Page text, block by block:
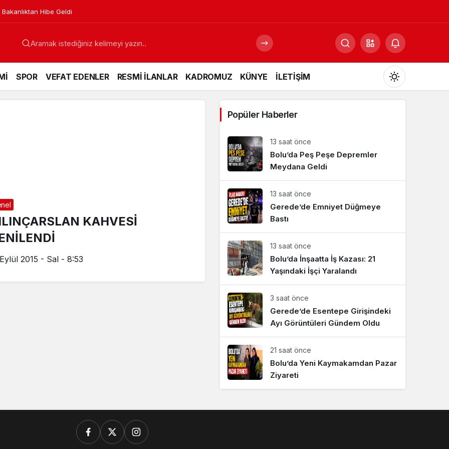
Hibe Geldi
SPOR VEFAT EDENLER RESMİ İLANLAR KADROMUZ KÜNYE İLETİŞİM
Mod
değiştir
Gündüz Modu
Gündüz modunu seçin.
Gece Modu
Gece modunu seçin.
Sistem modunu seçin.
KAHVESİ
2015 - Sal - 8:53
Popüler Haberler
13 saat önce
Bolu’da Peş Peşe Depremler
Meydana Geldi
13 saat önce
Gerede’de Emniyet Düğmeye
Bastı
13 saat önce
Bolu’da İnşaatta İş Kazası: 21
Yaşındaki İşçi Yaralandı
3 saat önce
Gerede’de Esentepe Girişindeki
Ayı Görüntüleri Gündem Oldu
21 saat önce
Bolu’da Yeni Kaymakamdan Pazar
Ziyareti